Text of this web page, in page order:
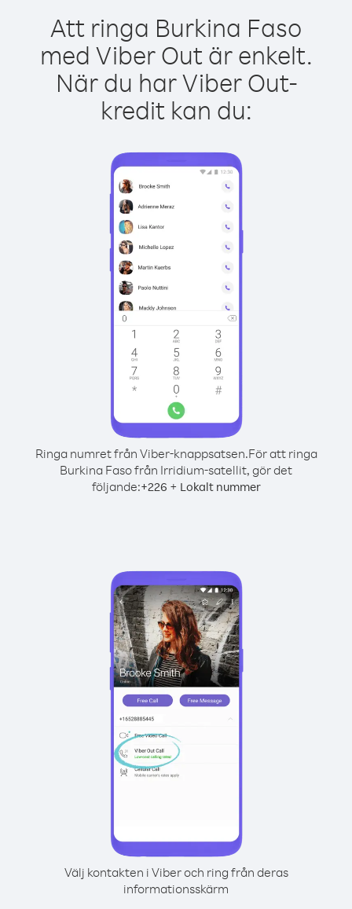
Att ringa Burkina Faso
med Viber Out är enkelt.
När du har Viber Out-
kredit kan du:
Ringa numret från Viber-knappsatsen.För att ringa
Burkina Faso från Irridium-satellit, gör det
följande:+226 + Lokalt nummer
Välj kontakten i Viber och ring från deras
informationsskärm